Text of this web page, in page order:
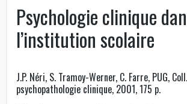
Psychologie clinique
l’institution scolaire
J.P. Néri, S. Tramoy-Werner, C. Farre, PUG, Coll.
psychopathologie clinique, 2001, 175 p.